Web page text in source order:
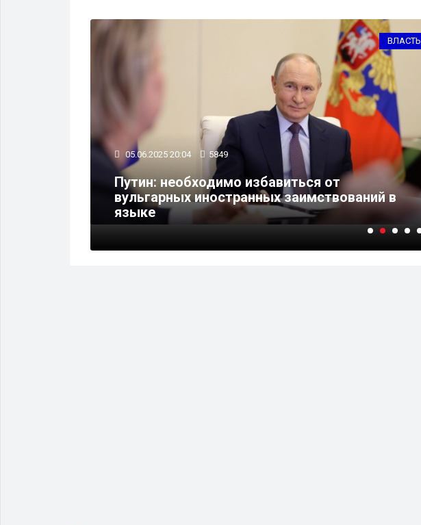
ВЛАСТЬ
05.06.2025 20:04 5849
Путин: необходимо избавиться от
вульгарных иностранных заимствований в
языке